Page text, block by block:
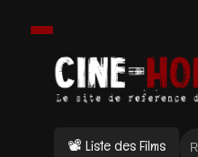
📽 Liste des Films